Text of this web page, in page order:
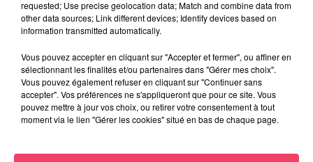
requested; Use precise geolocation data; Match and combine data from
other data sources; Link different devices; Identify devices based on
information transmitted automatically.
Vous pouvez accepter en cliquant sur "Accepter et fermer", ou affiner en
sélectionnant les finalités et/ou partenaires dans "Gérer mes choix".
Vous pouvez également refuser en cliquant sur "Continuer sans
accepter". Vos préférences ne s'appliqueront que pour ce site. Vous
pouvez mettre à jour vos choix, ou retirer votre consentement à tout
moment via le lien "Gérer les cookies" situé en bas de chaque page.